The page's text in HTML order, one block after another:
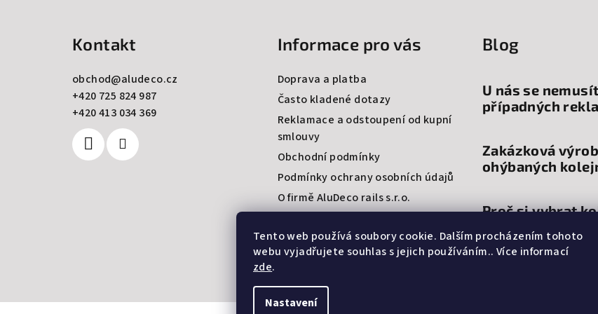
Tento web používá soubory cookie. Dalším procházením tohoto
webu vyjadřujete souhlas s jejich používáním.. Více informací
zde.
Nastavení
Kontakt
obchod@aludeco.cz
+420 725 824 987
+420 413 034 369
Informace pro vás
Doprava a platba
Často kladené dotazy
Reklamace a odstoupení od kupní
smlouvy
Obchodní podmínky
Podmínky ochrany osobních údajů
O firmě AluDeco rails s.r.o.
Blog
U nás se
případných
Zakázková
ohýbaných
Proč si vybrat